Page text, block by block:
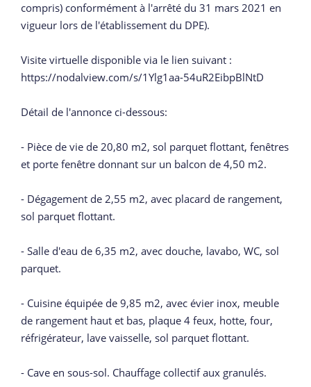
compris) conformément à l'arrêté du 31 mars 2021 en
vigueur lors de l'établissement du DPE).
Visite virtuelle disponible via le lien suivant :
https://nodalview.com/s/1Ylg1aa-54uR2EibpBlNtD
Détail de l'annonce ci-dessous:
- Pièce de vie de 20,80 m2, sol parquet flottant, fenêtres
et porte fenêtre donnant sur un balcon de 4,50 m2.
- Dégagement de 2,55 m2, avec placard de rangement,
sol parquet flottant.
- Salle d'eau de 6,35 m2, avec douche, lavabo, WC, sol
parquet.
- Cuisine équipée de 9,85 m2, avec évier inox, meuble
de rangement haut et bas, plaque 4 feux, hotte, four,
réfrigérateur, lave vaisselle, sol parquet flottant.
- Cave en sous-sol. Chauffage collectif aux granulés.